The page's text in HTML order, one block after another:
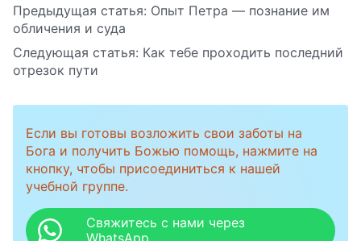
Предыдущая статья: Опыт Петра — познание им
обличения и суда
Следующая статья: Как тебе проходить последний
отрезок пути
Если вы готовы возложить свои заботы на
Бога и получить Божью помощь, нажмите на
кнопку, чтобы присоединиться к нашей
учебной группе.
Свяжитесь с нами через
WhatsApp